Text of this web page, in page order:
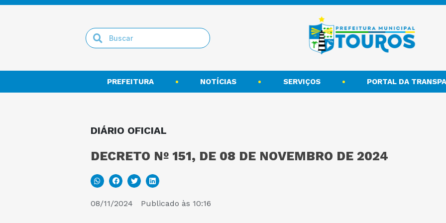
PREFEITURA NOTÍCIAS SERVIÇOS PORTAL DA
DIÁRIO OFICIAL
DECRETO Nº 151, DE 08 DE NOVEMBRO DE 2024
08/11/2024 Publicado às 10:16